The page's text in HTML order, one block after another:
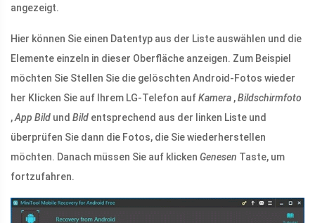
angezeigt.
Hier können Sie einen Datentyp aus der Liste auswählen und die
Elemente einzeln in dieser Oberfläche anzeigen. Zum Beispiel
möchten Sie Stellen Sie die gelöschten Android-Fotos wieder
her Klicken Sie auf Ihrem LG-Telefon aufKamera ,Bildschirmfoto
,App Bild und Bild entsprechend aus der linken Liste und
überprüfen Sie dann die Fotos, die Sie wiederherstellen
möchten. Danach müssen Sie auf klicken Genesen Taste, um
fortzufahren.